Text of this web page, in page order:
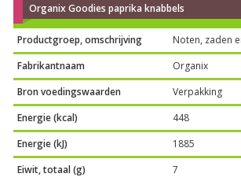
Organix Goodies paprika knabbels
Productgroep, omschrijving
Noten, zaden
Fabrikantnaam
Organix
Bron voedingswaarden
Verpakking
Energie (kcal)
448
Energie (kJ)
1885
Eiwit, totaal (g)
7